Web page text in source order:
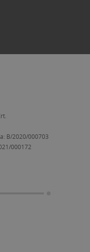
B/2020/000703
000172